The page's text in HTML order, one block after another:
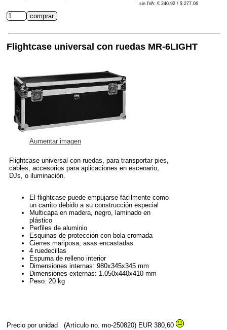
sin IVA: € 240.92 / $ 277.06
Flightcase universal con ruedas MR-6LIGHT
Aumentar imagen
Flightcase universal con ruedas, para transportar pies,
cables, accesorios para aplicaciones en escenario,
DJs, o iluminación.
El flightcase puede empujarse fácilmente como
un carrito debido a su construcción especial
Multicapa en madera, negro, laminado en
plástico
Perfiles de aluminio
Esquinas de protección con bola cromada
Cierres mariposa, asas encastadas
4 ruedecillas
Espuma de relleno interior
Dimensiones internas: 980x345x345 mm
Dimensiones externas: 1.050x440x410 mm
Peso: 20 kg
Precio por unidad (Artículo no. mo-250820) EUR 380,60